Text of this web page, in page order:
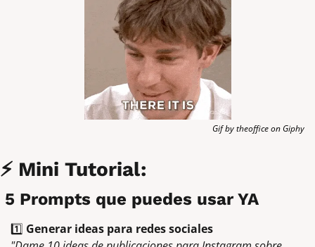
Gif by theoffice on Giphy
⚡ Mini Tutorial:
5 Prompts que puedes usar YA
1️⃣ Generar ideas para redes sociales